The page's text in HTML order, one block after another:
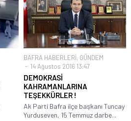
BAFRA HABERLERİ, GÜNDEM
14 Ağustos 2016 13:47
DEMOKRASİ
KAHRAMANLARINA
TEŞEKKÜRLER !
Ak Parti Bafra ilçe başkanı Tuncay
Yurduseven, 15 Temmuz darbe...